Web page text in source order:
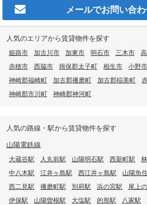
メールでお問い合
人気のエリアから賃貸物件を探す
姫路市 加古川市 加東市 明石市 三木市
赤穂市
西脇市 揖保郡太子町 相生市 小野市
神崎郡福崎町
加古郡播磨町 加古郡稲美町
神崎郡市川町
神崎郡神河町
人気の路線・駅から賃貸物件を探す
山陽電鉄線
大蔵谷駅 人丸前駅 山陽明石駅 西新町駅
中八木駅
江井ヶ島駅 西江井ヶ島駅 山陽魚
西二見駅
播磨町駅 別府駅 浜の宮駅 尾上
伊保駅
山陽曽根駅 大塩駅 的形駅 八家駅